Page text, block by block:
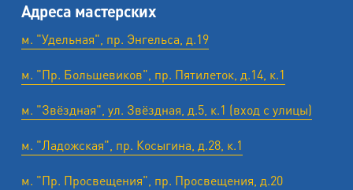
Адреса мастерских
м. "Удельная", пр. Энгельса, д.19
м. "Пр. Большевиков", пр. Пятилеток, д.14, к.1
м. "Звёздная", ул. Звёздная, д.5, к.1 (вход с улицы)
м. "Ладожская", пр. Косыгина, д.28, к.1
м. "Пр. Просвещения", пр. Просвещения, д.20